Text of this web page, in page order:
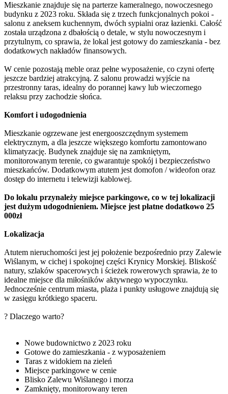
Mieszkanie znajduje się na parterze kameralnego, nowoczesnego
budynku z 2023 roku. Składa się z trzech funkcjonalnych pokoi -
salonu z aneksem kuchennym, dwóch sypialni oraz łazienki. Całość
została urządzona z dbałością o detale, w stylu nowoczesnym i
przytulnym, co sprawia, że lokal jest gotowy do zamieszkania - bez
dodatkowych nakładów finansowych.
W cenie pozostają meble oraz pełne wyposażenie, co czyni ofertę
jeszcze bardziej atrakcyjną. Z salonu prowadzi wyjście na
przestronny taras, idealny do porannej kawy lub wieczornego
relaksu przy zachodzie słońca.
Komfort i udogodnienia
Mieszkanie ogrzewane jest energooszczędnym systemem
elektrycznym, a dla jeszcze większego komfortu zamontowano
klimatyzację. Budynek znajduje się na zamkniętym,
monitorowanym terenie, co gwarantuje spokój i bezpieczeństwo
mieszkańców. Dodatkowym atutem jest domofon / wideofon oraz
dostęp do internetu i telewizji kablowej.
Do lokalu przynależy miejsce parkingowe, co w tej lokalizacji
jest dużym udogodnieniem. Miejsce jest płatne dodatkowo 25
000zł
Lokalizacja
Atutem nieruchomości jest jej położenie bezpośrednio przy Zalewie
Wiślanym, w cichej i spokojnej części Krynicy Morskiej. Bliskość
natury, szlaków spacerowych i ścieżek rowerowych sprawia, że to
idealne miejsce dla miłośników aktywnego wypoczynku.
Jednocześnie centrum miasta, plaża i punkty usługowe znajdują się
w zasięgu krótkiego spaceru.
? Dlaczego warto?
Nowe budownictwo z 2023 roku
Gotowe do zamieszkania - z wyposażeniem
Taras z widokiem na zieleń
Miejsce parkingowe w cenie
Blisko Zalewu Wiślanego i morza
Zamknięty, monitorowany teren